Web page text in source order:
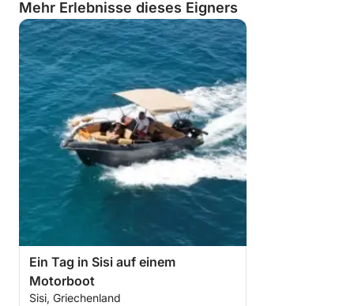
an Bord Zigaretten …
Mehr Erlebnisse dieses Eigners
Ein Tag in Sisi auf einem
Motorboot
Sisi, Griechenland